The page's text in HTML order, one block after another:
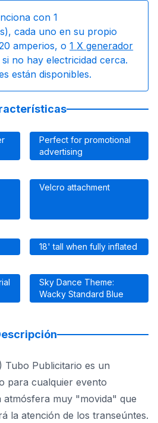
con 1
cada uno en su propio
amperios, o 1 X generador
si no hay electricidad cerca.
están disponibles.
Perfect for promotional
advertising
Velcro attachment
18' tall when fully inflated
Sky Dance Theme:
Wacky Standard Blue
Tubo Publicitario es un
para cualquier evento
atmósfera muy "movida" que
la atención de los transeúntes.